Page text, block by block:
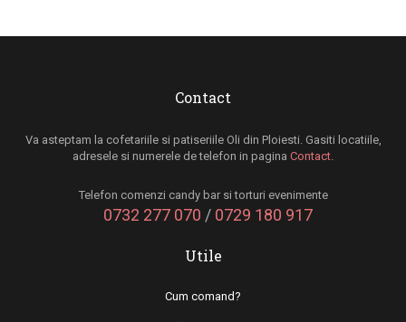
Contact
Va asteptam la cofetariile si patiseriile Oli din Ploiesti. Gasiti locatiile,
adresele si numerele de telefon in pagina Contact.
Telefon comenzi candy bar si torturi evenimente
0732 277 070 / 0729 180 917
Utile
Cum comand?